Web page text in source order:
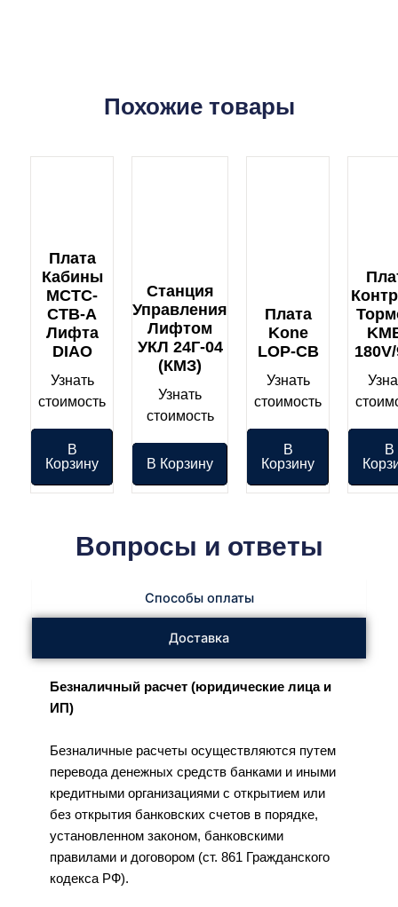
Похожие товары
Плата
Кабины
MCTC-
CTB-A
Лифта
DIAO
Узнать
стоимость
В
Корзину
Станция
Управления
Лифтом
УКЛ 24Г-04
(КМЗ)
Узнать
стоимость
В Корзину
Плата
Kone
LOP-CB
Узнать
стоимость
В
Корзину
В
Вопросы и ответы
Способы оплаты
Доставка
Безналичный расчет (юридические лица и
ИП)
Безналичные расчеты осуществляются путем
перевода денежных средств банками и иными
кредитными организациями с открытием или
без открытия банковских счетов в порядке,
установленном законом, банковскими
правилами и договором (ст. 861 Гражданского
кодекса РФ).